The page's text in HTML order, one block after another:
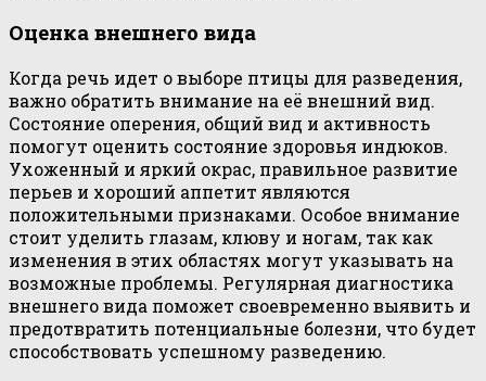
Оценка внешнего вида
Когда речь идет о выборе птицы для разведения,
важно обратить внимание на её внешний вид.
Состояние оперения, общий вид и активность
помогут оценить состояние здоровья индюков.
Ухоженный и яркий окрас, правильное развитие
перьев и хороший аппетит являются
положительными признаками. Особое внимание
стоит уделить глазам, клюву и ногам, так как
изменения в этих областях могут указывать на
возможные проблемы. Регулярная диагностика
внешнего вида поможет своевременно выявить и
предотвратить потенциальные болезни, что будет
способствовать успешному разведению.